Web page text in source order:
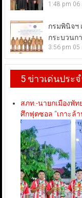
1:48 pm 06
กรมพินิจฯ
กระบวนก
3:56 pm 05
5 ข่าวเด่นประ
สภท.-นายกเมืองพั
ศึกฟุตซอล “เกาะล้